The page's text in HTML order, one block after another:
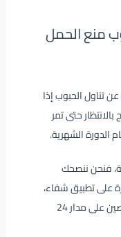
منع الحمل
تناول الحبوب إذا
حتى تمر
الدورة الشهرية.
فنحن ننصحك
على تطبيق شفاء،
والتي تمكنك من التواصل مع صيادلة مختصين على مدار 24